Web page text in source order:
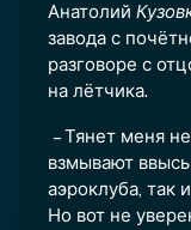
Анатолий
завода с
разговоре с
на лётчика.
– Тянет меня
взмывают
аэроклуба, так
Но вот не